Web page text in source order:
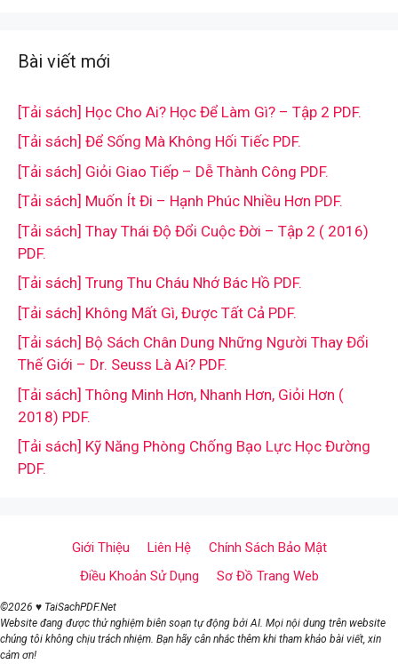
Bài viết mới
[Tải sách] Học Cho Ai? Học Để Làm Gì? – Tập 2 PDF.
[Tải sách] Để Sống Mà Không Hối Tiếc PDF.
[Tải sách] Giỏi Giao Tiếp – Dễ Thành Công PDF.
[Tải sách] Muốn Ít Đi – Hạnh Phúc Nhiều Hơn PDF.
[Tải sách] Thay Thái Độ Đổi Cuộc Đời – Tập 2 ( 2016)
PDF.
[Tải sách] Trung Thu Cháu Nhớ Bác Hồ PDF.
[Tải sách] Không Mất Gì, Được Tất Cả PDF.
[Tải sách] Bộ Sách Chân Dung Những Người Thay Đổi
Thế Giới – Dr. Seuss Là Ai? PDF.
[Tải sách] Thông Minh Hơn, Nhanh Hơn, Giỏi Hơn (
2018) PDF.
[Tải sách] Kỹ Năng Phòng Chống Bạo Lực Học Đường
PDF.
Giới Thiệu Liên Hệ
Chính Sách Bảo Mật
Điều Khoản Sử Dụng
Sơ Đồ Trang Web
©2026 ♥ TaiSachPDF.Net
Website đang được thử nghiệm biên soạn tự động bởi AI. Mọi nội dung trên website
chúng tôi không chịu trách nhiệm. Bạn hãy cân nhắc thêm khi tham khảo bài viết, xin
cảm ơn!